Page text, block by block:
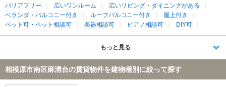
バリアフリー
広いワンルーム
広いリビング・ダイニングがある
ベランダ・バルコニー付き
ルーフバルコニー付き
屋上付き
ペット可・ペット相談可
楽器相談可 ピアノ相談可 DIY可
もっと見る
相模原市南区麻溝台の賃貸物件を建物種別に絞って探す